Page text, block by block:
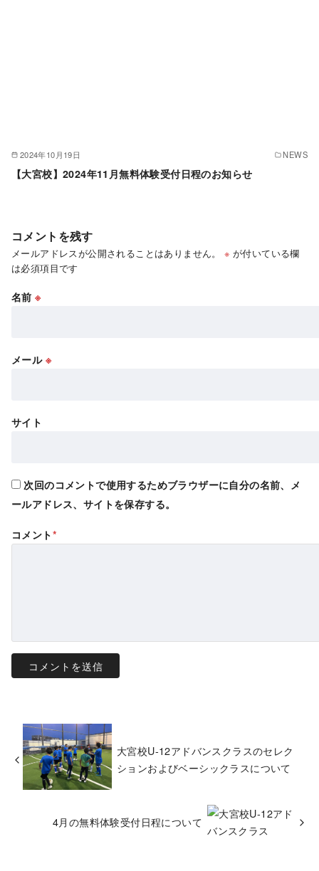
2024年10月19日 NEWS
【大宮校】2024年11月無料体験受付日程のお知らせ
コメントを残す
メールアドレスが公開されることはありません。 ※ が付いている欄
は必須項目です
名前※
メール ※
サイト
次回のコメントで使用するためブラウザーに自分の名前、メ
ールアドレス、サイトを保存する。
コメント*
大宮校U-12アドバンスクラスのセレク
ションおよびベーシックラスについて
4月の無料体験受付日程について